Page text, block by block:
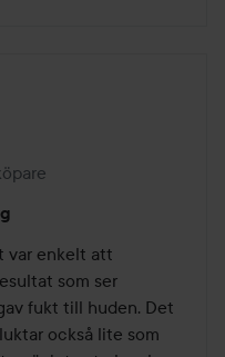
var enkelt att
som ser
fukt till huden. Det
också lite som